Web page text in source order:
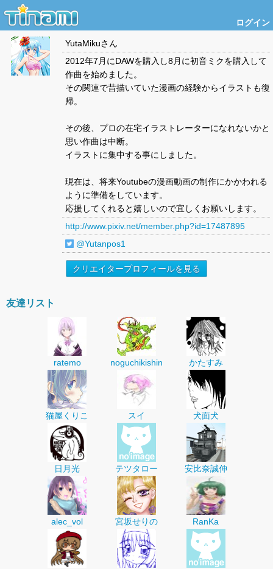
ログイン
YutaMikuさん
2012年7月にDAWを購入し8月に初音ミクを購入して
作曲を始めました。
その関連で昔描いていた漫画の経験からイラストも復
帰。
その後、プロの在宅イラストレーターになれないかと
思い作曲は中断。
イラストに集中する事にしました。
現在は、将来Youtubeの漫画動画の制作にかかわれる
ように準備をしています。
応援してくれると嬉しいので宜しくお願いします。
http://www.pixiv.net/member.php?id=17487895
@Yutanpos1
クリエイタープロフィールを見る
友達リスト
ratemo noguchikishin かたすみ
猫屋くりこ スイ 犬面犬
日月光 テツタロー 安比奈誠伸
alec_vol 宮坂せりの RanKa